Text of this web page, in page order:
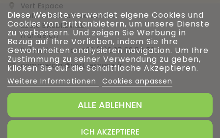

Vert Espace
11 bis rue de la haie bardée
28310 BAUDREVILLE
Frankreich
 Rufen Sie uns an +33 (0)2 37 99 54 56
 commercial@vert-espace.fr
Diese Website verwendet eigene Cookies und
Cookies von Drittanbietern, um unsere Dienste
zu verbessern. Und zeigen Sie Werbung in
Bezug auf Ihre Vorlieben, indem Sie Ihre
Gewohnheiten analysieren navigation. Um Ihre
Zustimmung zu seiner Verwendung zu geben,
klicken Sie auf die Schaltfläche Akzeptieren.
Weitere Informationen Cookies anpassen
ALLE ABLEHNEN
ICH AKZEPTIERE